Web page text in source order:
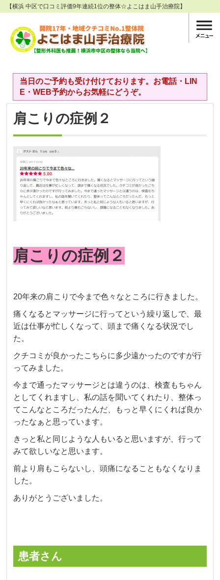
【横浜 中区で口コミ評価9年連続1位の整体☆よこはま山手治療院】
当日のご予約も受け付けております。お電話・LIN
E・WEB予約からお気軽にどうぞ。
肩こりの症例２
肩こりの症例２
20年来の肩こりで今まで色々なところに行きました。
痛くなるとマッサージに行ってという繰り返しで、最
近は仕事が忙しくなって、頭まで痛くなる状況でし
た。
クチコミが良かったこちらに多少遠かったのですが行
ってみました。
今まで通ったマッサージとは違うのは、検査もちゃん
としてくれますし、私の話を聞いてくれたり、整体っ
てこんなところだったんだ、もっと早くにくれば良か
ったなぁと思っています。
きっと私と同じような人もいると思いますが、行って
みて欲しいなと思います。
前より肩もこらないし、頭痛になることもなくなりま
した。
ありがとうございました。
患者さん